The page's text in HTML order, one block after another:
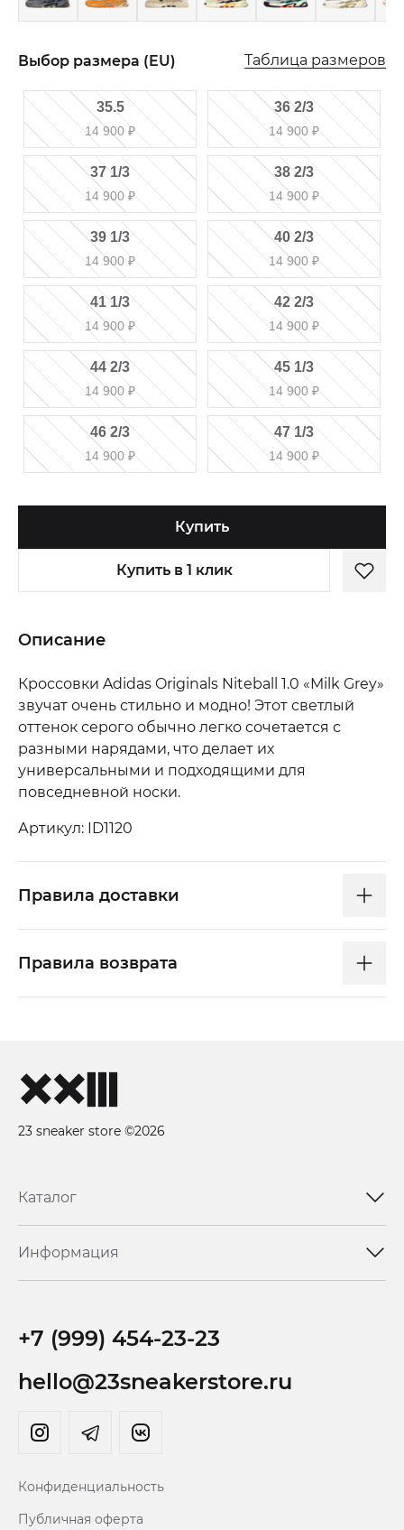
Выбор размера (EU) Таблица размеров
35.5
14 900 ₽
36 2/3
14 900 ₽
37 1/3
14 900 ₽
38 2/3
14 900 ₽
39 1/3
14 900 ₽
40 2/3
14 900 ₽
41 1/3
14 900 ₽
42 2/3
14 900 ₽
44 2/3
14 900 ₽
45 1/3
14 900 ₽
46 2/3
14 900 ₽
47 1/3
14 900 ₽
Купить
Купить в 1 клик
Описание
Кроссовки Adidas Originals Niteball 1.0 «Milk Grey»
звучат очень стильно и модно! Этот светлый
оттенок серого обычно легко сочетается с
разными нарядами, что делает их
универсальными и подходящими для
повседневной носки.
Артикул: ID1120
Правила доставки
Правила возврата
23 sneaker store ©2026
Каталог
Информация
+7 (999) 454-23-23
hello@23sneakerstore.ru
Конфиденциальность
Публичная оферта